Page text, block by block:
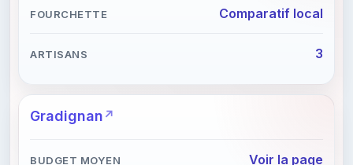
Comparatif local
3
Gradignan
Voir la page